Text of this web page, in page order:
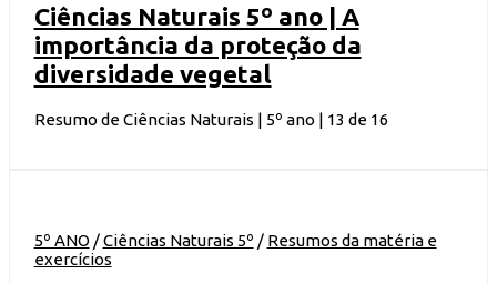
Ciências Naturais 5º ano | A
importância da proteção da
diversidade vegetal
Resumo de Ciências Naturais | 5º ano | 13 de 16
5º ANO /Ciências Naturais 5º / Resumos da matéria e
exercícios